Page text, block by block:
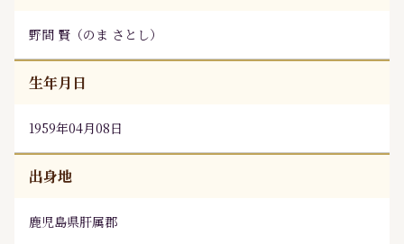
野間 賢 （のま さとし）
生年月日
1959年04月08日
出身地
鹿児島県肝属郡